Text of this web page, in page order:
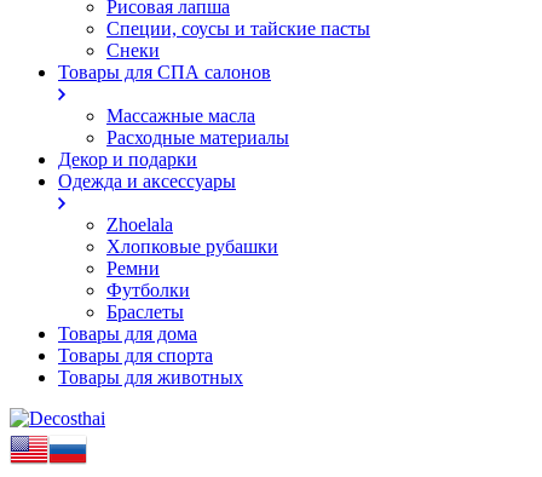
Рисовая лапша
Специи, соусы и тайские пасты
Снеки
Товары для СПА салонов
Массажные масла
Расходные материалы
Декор и подарки
Одежда и аксессуары
Zhoelala
Хлопковые рубашки
Ремни
Футболки
Браслеты
Товары для дома
Товары для спорта
Товары для животных